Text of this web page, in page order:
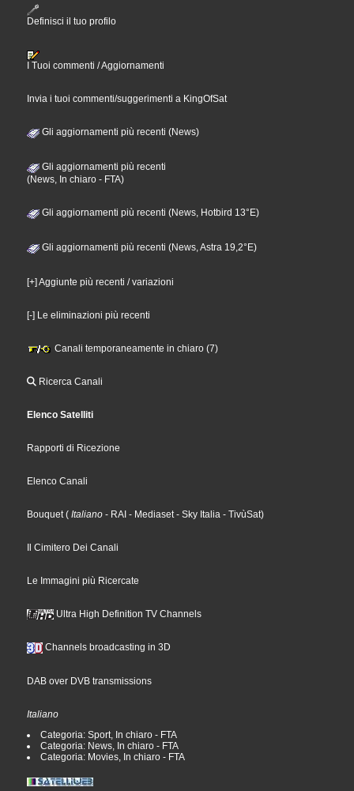
Definisci il tuo profilo
I Tuoi commenti / Aggiornamenti
Invia i tuoi commenti/suggerimenti a KingOfSat
Gli aggiornamenti più recenti (News)
Gli aggiornamenti più recenti
(News, In chiaro - FTA)
Gli aggiornamenti più recenti (News, Hotbird 13°E)
Gli aggiornamenti più recenti (News, Astra 19,2°E)
[+] Aggiunte più recenti / variazioni
[-] Le eliminazioni più recenti
Canali temporaneamente in chiaro (7)
Ricerca Canali
Elenco Satelliti
Rapporti di Ricezione
Elenco Canali
Bouquet( Italiano - RAI - Mediaset- Sky Italia - TivùSat)
Il Cimitero Dei Canali
Le Immagini più Ricercate
Ultra High Definition TV Channels
Channels broadcasting in 3D
DAB over DVB transmissions
Italiano
Categoria: Sport, In chiaro - FTA
Categoria: News, In chiaro - FTA
Categoria: Movies, In chiaro - FTA